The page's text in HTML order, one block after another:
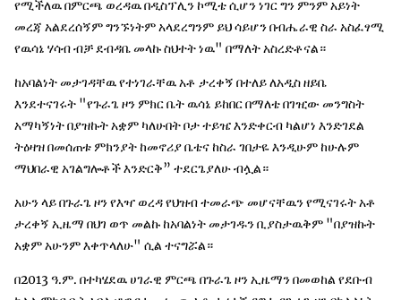
የሚችለዉ በምርጫ ወረዳዉ በዲስፕሊን ኮሚቴ ሲሆን ነገር ግን ምንም አይነት
መረጃ አልደረሰኝም ግንኙነትም አላደረግንም ይህ ሳይሆን በብሔራዊ ስራ አስፈፃሚ
የዉሳኔ ሃሳብ ብቻ ደብዳቤ መላኩ ስህተት ነዉ" በማለት አስረድቶናል።
ከአባልነት መታገዳቸዉ የተነገራቸዉ አቶ ታረቀኝ በተለይ ለአዲስ ዘይቤ
እንደተናገሩት "የጉራጌ ዞን ምክር ቤት ዉሳኔ ይከበር በማለቴ በገዢው መንግስት
አማካኝነት በያዝኩት አቋም ካለሁበት ቦታ ተይዤ እንድቀርብ ካልሆነ እንድገደል
ትዕዛዝ በመሰጠቱ ምክንያት ከመኖሪያ ቤቴና ከስራ ገበታዬ እንዲሁም ከሁሉም
ማህበራዊ አገልግሎቶች እንድርቅ” ተደርጌያለሁ ብሏል።
አሁን ላይ በጉራጌ ዞን የእዣ ወረዳ የህዝብ ተመራጭ መሆናቸዉን የሚናገሩት አቶ
ታረቀኝ ኢዜማ በህገ ወጥ መልኩ ከአባልነት መታገዱን ቢያስታዉቅም "በያዝኩት
አቋም አሁንም እቀጥላለሁ" ሲል ተናግሯል።
በ2013 ዓ.ም. በተካሄደዉ ሀገራዊ ምርጫ በጉራጌ ዞን ኢዜማን በመወከል የደቡብ